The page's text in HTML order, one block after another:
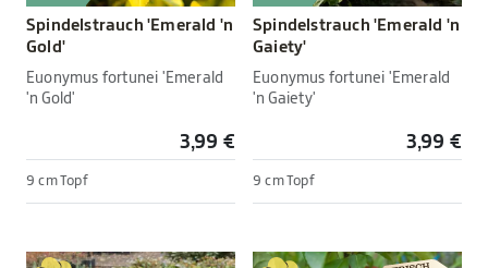
Spindelstrauch 'Emerald 'n
Gold'
Euonymus fortunei 'Emerald
'n Gold'
3,99 €
9 cm Topf
Spindelstrauch 'Emerald 'n
Gaiety'
Euonymus fortunei 'Emerald
'n Gaiety'
3,99 €
9 cm Topf